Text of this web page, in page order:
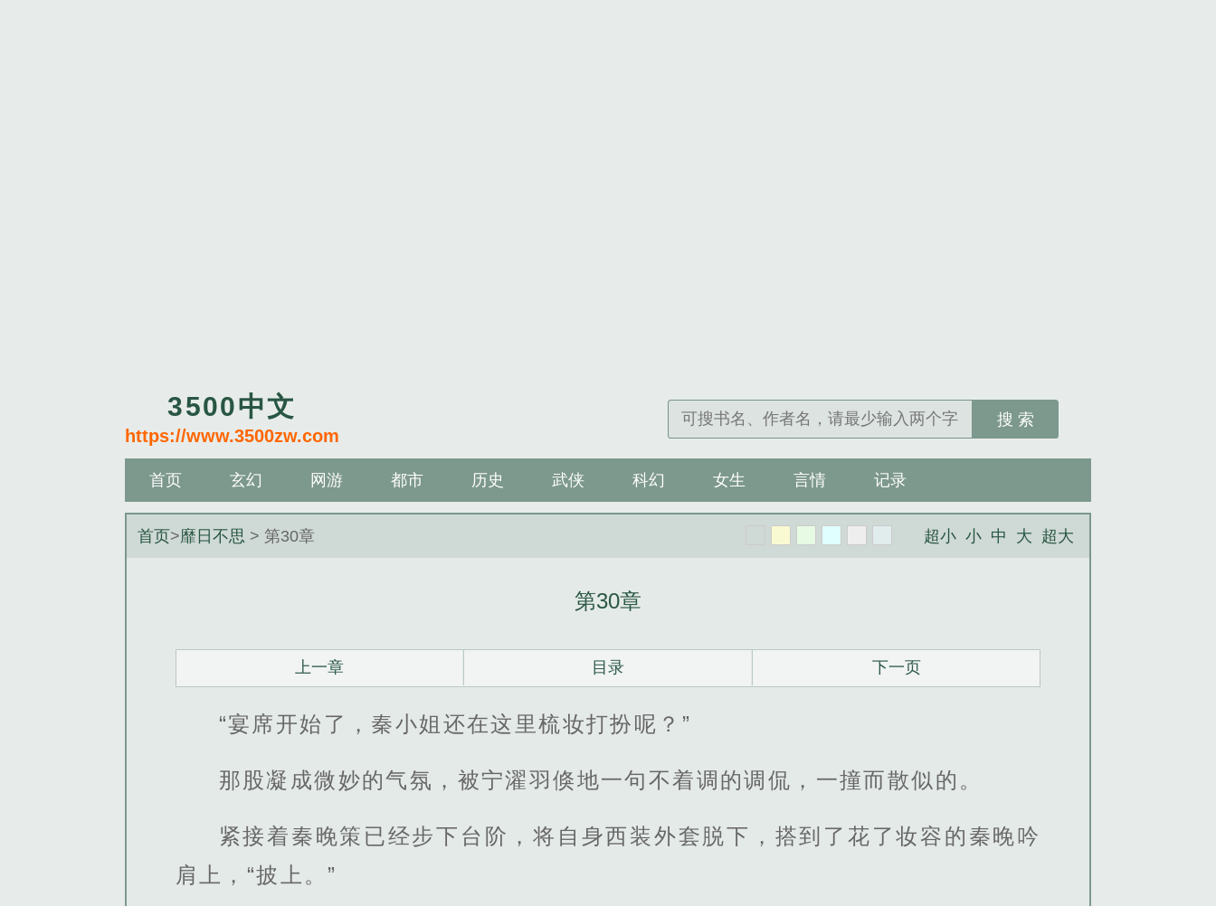
3500中文
https://www.3500zw.com
搜 索
首页 玄幻 网游 都市 历史 武侠 科幻 女生 言情 记录
首页>靡日不思 > 第30章 超小 小 中 大 超大
第30章
上一章 目录 下一页
“宴席开始了，秦小姐还在这里梳妆打扮呢？”
那股凝成微妙的气氛，被宁濯羽倏地一句不着调的调侃，一撞而散似的。
紧接着秦晚策已经步下台阶，将自身西装外套脱下，搭到了花了妆容的秦晚吟
肩上，“披上。”